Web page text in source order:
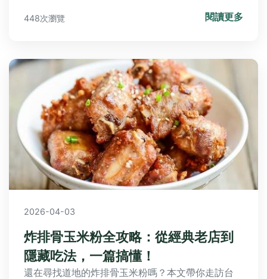
448次瀏覽 閱讀更多
2026-04-03
炸排骨玉米粉全攻略：從經典老店到
隱藏吃法，一篇搞懂！
還在尋找道地的炸排骨玉米粉嗎？本文帶你走訪台